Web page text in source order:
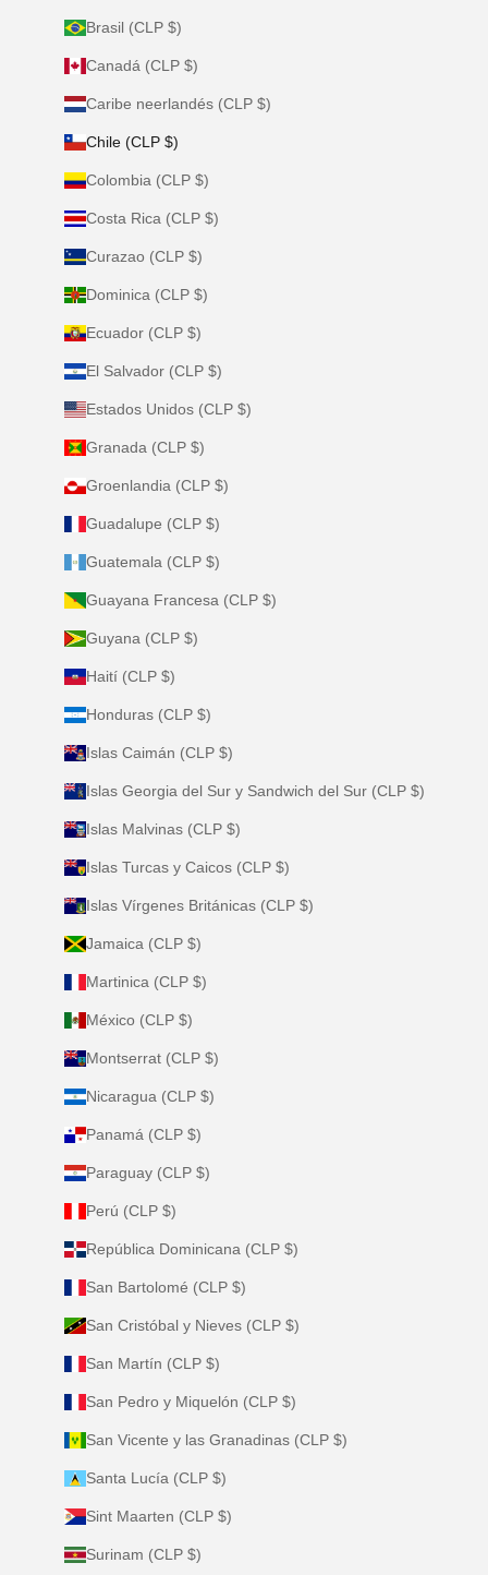
Brasil (CLP $)
Canadá (CLP $)
Caribe neerlandés (CLP $)
Chile (CLP $)
Colombia (CLP $)
Costa Rica (CLP $)
Curazao (CLP $)
Dominica (CLP $)
Ecuador (CLP $)
El Salvador (CLP $)
Estados Unidos (CLP $)
Granada (CLP $)
Groenlandia (CLP $)
Guadalupe (CLP $)
Guatemala (CLP $)
Guayana Francesa (CLP $)
Guyana (CLP $)
Haití (CLP $)
Honduras (CLP $)
Islas Caimán (CLP $)
Islas Georgia del Sur y Sandwich del Sur (CLP $)
Islas Malvinas (CLP $)
Islas Turcas y Caicos (CLP $)
Islas Vírgenes Británicas (CLP $)
Jamaica (CLP $)
Martinica (CLP $)
México (CLP $)
Montserrat (CLP $)
Nicaragua (CLP $)
Panamá (CLP $)
Paraguay (CLP $)
Perú (CLP $)
República Dominicana (CLP $)
San Bartolomé (CLP $)
San Cristóbal y Nieves (CLP $)
San Martín (CLP $)
San Pedro y Miquelón (CLP $)
San Vicente y las Granadinas (CLP $)
Santa Lucía (CLP $)
Sint Maarten (CLP $)
Surinam (CLP $)